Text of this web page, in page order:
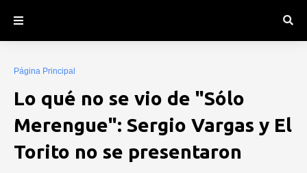
Página Principal
Lo qué no se vio de "Sólo
Merengue": Sergio Vargas y El
Torito no se presentaron